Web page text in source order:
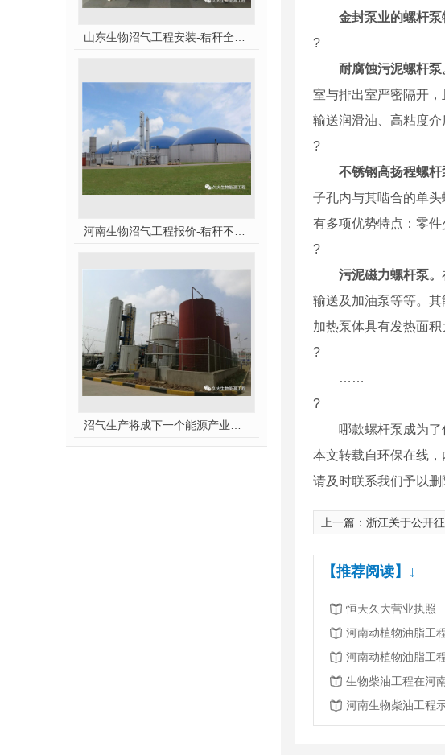
金封泵业的螺杆泵
?
耐腐蚀污泥螺杆泵
室与排出室严密隔开
输送润滑油、高粘度介
?
不锈钢高扬程螺杆
子孔内与其啮合的单
有多项优势特点：零
?
污泥磁力螺杆泵。
输送及加油泵等等。
加热泵体具有发热面
?
……
?
哪款螺杆泵成为了
本文转载自环保在线
请及时联系我们予以删
上一篇： 浙江关于公开征求《关于进一
【推荐阅读】↓
恒天久大营业执照
河南动植物油脂工
河南动植物油脂工
生物柴油工程在河
河南生物柴油工程